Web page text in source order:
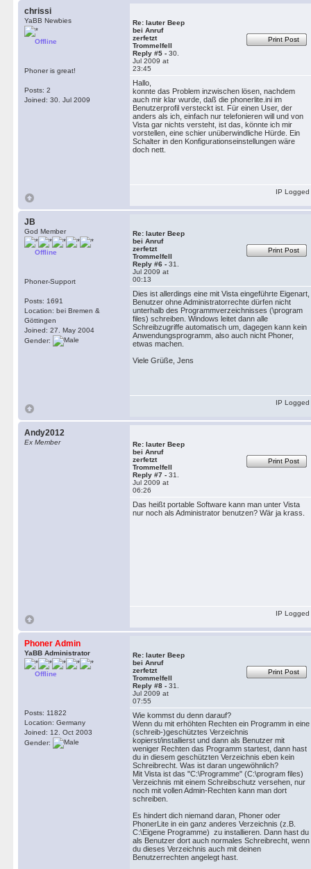
chrissi
YaBB Newbies
Offline
Phoner is great!
Posts: 2
Joined: 30. Jul 2009
Re: lauter Beep
bei Anruf
zerfetzt
Trommelfell
Reply #5 - 30.
Jul 2009 at
23:45
Print Post
Hallo,
konnte das Problem inzwischen lösen, nachdem
auch mir klar wurde, daß die phonerlite.ini im
Benutzerprofil versteckt ist. Für einen User, der
anders als ich, einfach nur telefonieren will und von
Vista gar nichts versteht, ist das, könnte ich mir
vorstellen, eine schier unüberwindliche Hürde. Ein
Schalter in den Konfigurationseinstellungen wäre
doch nett.
IP Logged
JB
God Member
Offline
Phoner-Support
Posts: 1691
Location: bei Bremen &
Göttingen
Joined: 27. May 2004
Gender:
Re: lauter Beep
bei Anruf
zerfetzt
Trommelfell
Reply #6 - 31.
Jul 2009 at
00:13
Print Post
Dies ist allerdings eine mit Vista eingeführte Eigenart,
Benutzer ohne Administratorrechte dürfen nicht
unterhalb des Programmverzeichnisses (\program
files) schreiben. Windows leitet dann alle
Schreibzugriffe automatisch um, dagegen kann kein
Anwendungsprogramm, also auch nicht Phoner,
etwas machen.
Viele Grüße, Jens
IP Logged
Andy2012
Ex Member
Re: lauter Beep
bei Anruf
zerfetzt
Trommelfell
Reply #7 - 31.
Jul 2009 at
06:26
Print Post
Das heißt portable Software kann man unter Vista
nur noch als Administrator benutzen? Wär ja krass.
IP Logged
Phoner Admin
YaBB Administrator
Offline
Posts: 11822
Location: Germany
Joined: 12. Oct 2003
Gender:
Re: lauter Beep
bei Anruf
zerfetzt
Trommelfell
Reply #8 - 31.
Jul 2009 at
07:55
Print Post
Wie kommst du denn darauf?
Wenn du mit erhöhten Rechten ein Programm in eine
(schreib-)geschütztes Verzeichnis
kopierst/installierst und dann als Benutzer mit
weniger Rechten das Programm startest, dann hast
du in diesem geschützten Verzeichnis eben kein
Schreibrecht. Was ist daran ungewöhnlich?
Mit Vista ist das "C:\Programme" (C:\program files)
Verzeichnis mit einem Schreibschutz versehen, nur
noch mit vollen Admin-Rechten kann man dort
schreiben.
Es hindert dich niemand daran, Phoner oder
PhonerLite in ein ganz anderes Verzeichnis (z.B.
C:\Eigene Programme) zu installieren. Dann hast du
als Benutzer dort auch normales Schreibrecht, wenn
du dieses Verzeichnis auch mit deinen
Benutzerrechten angelegt hast.